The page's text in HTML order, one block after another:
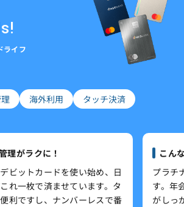
ライフ
海外利用 タッチ決済
理がラクに！
ビットカードを使い始め、日
れ一枚で済ませています。タ
利ですし、ナンバーレスで番
こん
プラチ
す。年
がしっ